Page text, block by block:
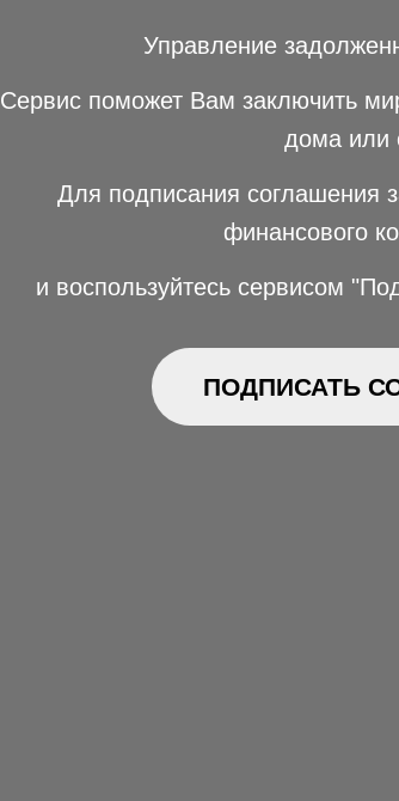
Управление
Сервис поможет Вам заключить
дома или
Для подписания соглашения
финансового
и воспользуйтесь сервисом
ПОДПИСАТЬ